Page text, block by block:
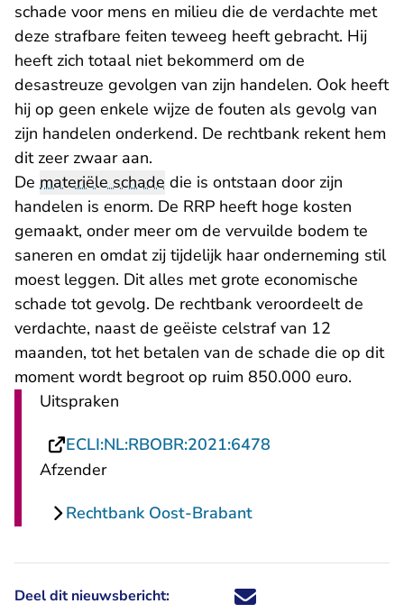
schade voor mens en milieu die de verdachte met
deze strafbare feiten teweeg heeft gebracht. Hij
heeft zich totaal niet bekommerd om de
desastreuze gevolgen van zijn handelen. Ook heeft
hij op geen enkele wijze de fouten als gevolg van
zijn handelen onderkend. De rechtbank rekent hem
dit zeer zwaar aan.
De materiële schade die is ontstaan door zijn
handelen is enorm. De RRP heeft hoge kosten
gemaakt, onder meer om de vervuilde bodem te
saneren en omdat zij tijdelijk haar onderneming stil
moest leggen. Dit alles met grote economische
schade tot gevolg. De rechtbank veroordeelt de
verdachte, naast de geëiste celstraf van 12
maanden, tot het betalen van de schade die op dit
moment wordt begroot op ruim 850.000 euro.
Uitspraken
ECLI:NL:RBOBR:2021:6478
Afzender
Rechtbank Oost-Brabant
Deel dit nieuwsbericht: Deel dit nieuwsbericht via X -
Deel dit nieuwsbericht via
Deel dit nieuwsbericht
Deel dit